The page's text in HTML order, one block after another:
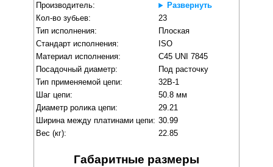
Производитель:
Развернуть
Кол-во зубьев:
23
Тип исполнения:
Плоская
Стандарт исполнения:
ISO
Материал исполнения:
C45 UNI 7845
Посадочный диаметр:
Под расточку
Тип применяемой цепи:
32B-1
Шаг цепи:
50.8 мм
Диаметр ролика цепи:
29.21
Ширина между платинами цепи: 30.99
Вес (кг):
22.85
Габаритные размеры